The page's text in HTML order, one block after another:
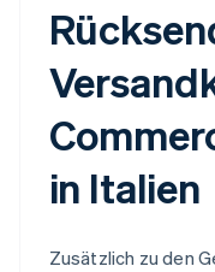
in Italien
Zusätzlich zu den